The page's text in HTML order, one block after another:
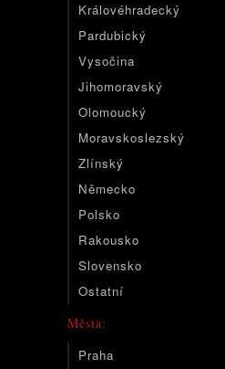
Královéhradecký
Pardubický
Vysočina
Jihomoravský
Olomoucký
Moravskoslezský
Zlínský
Německo
Polsko
Rakousko
Slovensko
Ostatní
Města:
Praha